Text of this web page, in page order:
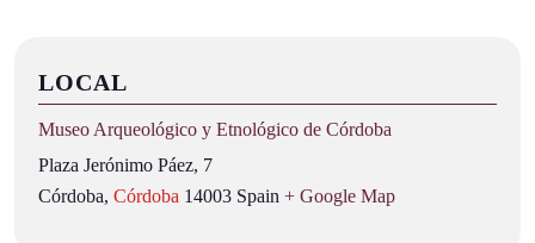
LOCAL
Museo Arqueológico y Etnológico de Córdoba
Plaza Jerónimo Páez, 7
Córdoba, Córdoba 14003 Spain + Google Map